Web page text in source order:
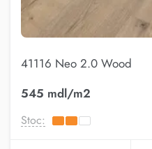
41116 Neo 2.0 Wood
545 mdl/m2
Stoc: